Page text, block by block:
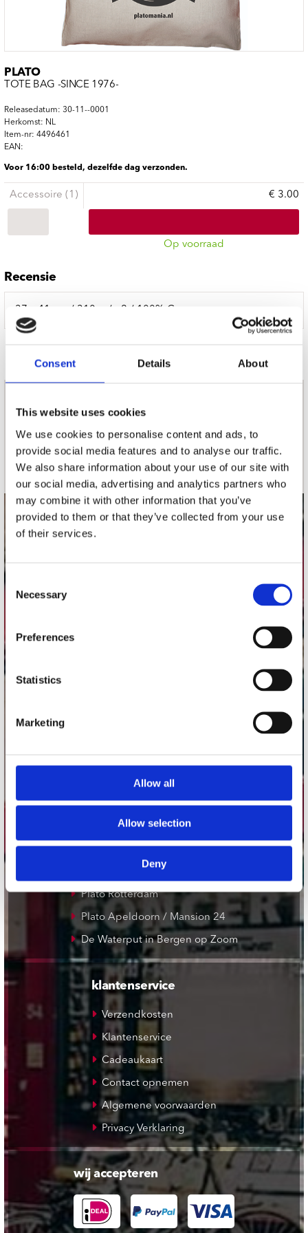
Consent Details About
This website uses cookies
We use cookies to personalise content and ads, to
provide social media features and to analyse our traffic.
We also share information about your use of our site with
our social media, advertising and analytics partners who
may combine it with other information that you’ve
provided to them or that they’ve collected from your use
of their services.
Selection
Necessary
Preferences
Statistics
Marketing
Allow all
Allow selection
Deny
PLATO
TOTE BAG -SINCE 1976-
Releasedatum: 30-11--0001
Herkomst: NL
Item-nr: 4496461
EAN:
Voor 16:00 besteld, dezelfde dag verzonden.
Accessoire (1) € 3.00
Op voorraad
Recensie
37 x 41 cm / 310 gr/m2 / 100% Canvas
Schrijf je in
contact
Plato Groningen
Plato Utrecht
Plato Leiden
Plato Deventer
Plato Rotterdam
Plato Apeldoorn / Mansion 24
De Waterput in Bergen op Zoom
klantenservice
Verzendkosten
Klantenservice
Cadeaukaart
Contact opnemen
Algemene voorwaarden
Privacy Verklaring
wij accepteren